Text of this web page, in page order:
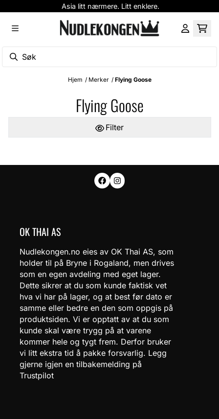
Asia litt nærmere. Litt enklere.
Hjem / Merker / Flying Goose
Flying Goose
Filter
OK THAI AS
Nudlekongen.no eies av OK Thai AS, som
holder til på Bryne i Rogaland, men drives
som en egen avdeling med eget lager.
Dette sikrer at du som kunde faktisk vet
hva vi har på lager, og at best før dato er
samme eller bedre en den som oppgis på
produktsiden. Vi er opptatt av at du som
kunde skal være trygg på at varene
kommer hele og tygt frem. Derfor bruker
vi litt ekstra tid å pakke forsvarlig. Legg
gjerne igjen en tilbakemelding på
Trustpilot